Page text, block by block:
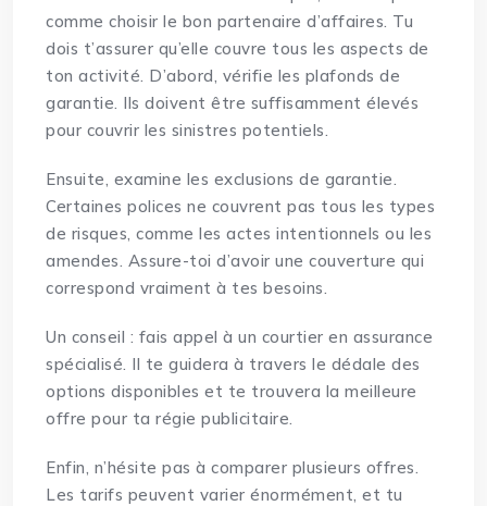
comme choisir le bon partenaire d’affaires. Tu
dois t’assurer qu’elle couvre tous les aspects de
ton activité. D’abord, vérifie les plafonds de
garantie. Ils doivent être suffisamment élevés
pour couvrir les sinistres potentiels.
Ensuite, examine les exclusions de garantie.
Certaines polices ne couvrent pas tous les types
de risques, comme les actes intentionnels ou les
amendes. Assure-toi d’avoir une couverture qui
correspond vraiment à tes besoins.
Un conseil : fais appel à un courtier en assurance
spécialisé. Il te guidera à travers le dédale des
options disponibles et te trouvera la meilleure
offre pour ta régie publicitaire.
Enfin, n’hésite pas à comparer plusieurs offres.
Les tarifs peuvent varier énormément, et tu